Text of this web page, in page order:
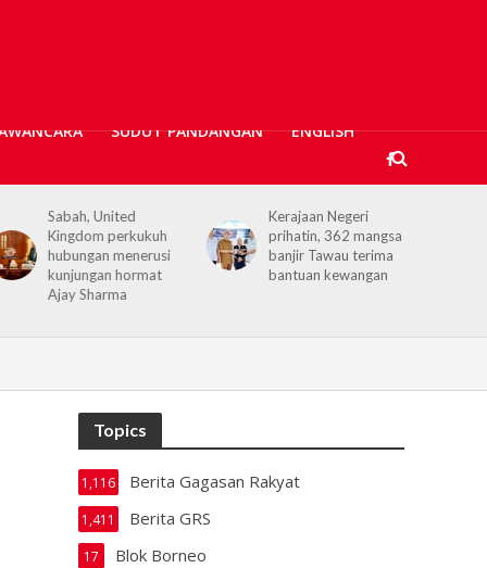
SUDUT PANDANGAN ENGLISH
Kerajaan Negeri
prihatin, 362 mangsa
banjir Tawau terima
bantuan kewangan
Kerajaan Negeri akan
terus memperkukuh
kerjasama dengan
KPM
Topics
Berita Gagasan Rakyat
1,116
Berita GRS
1,411
Blok Borneo
17